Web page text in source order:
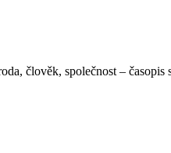
člověk, společnost – časopis